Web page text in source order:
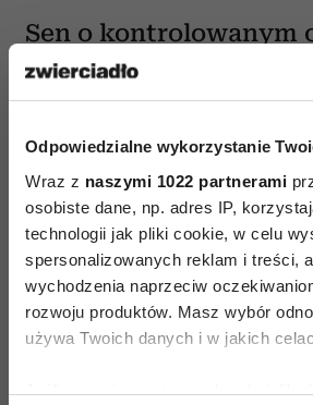
Odpowiedzialne wykorzystanie
Wraz z naszymi 1022 partnerami
osobiste dane, np. adres IP,
technologii jak pliki cookie, w celu
spersonalizowanych reklam i treści,
wychodzenia naprzeciw
rozwoju produktów. Masz wybór
używa Twoich danych i w jakich
Jeśli wyrazisz na to zgodę,
Sen o kontrolowanym
Widok ognia, który jest w pełni
oznacza równowagę w życiu i
bezpieczeństwa. Może to
śniący pracuje nad sobą w
i świadomy, co prowadzi do
Sen o spalaniu
Spalanie starych przedmiotów
uwalniania się od przeszłości.
w życiu oraz gotowość na nowe